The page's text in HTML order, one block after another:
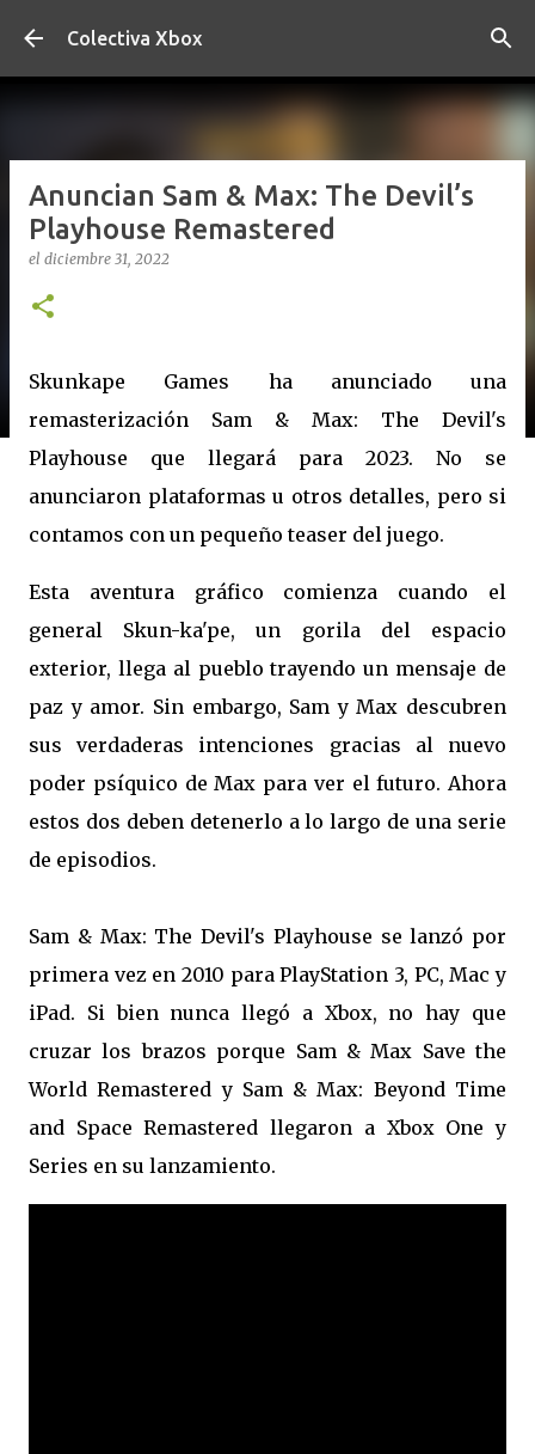
Ir al contenido principal
Colectiva Xbox
Anuncian Sam & Max: The Devil’s
Playhouse Remastered
el diciembre 31, 2022
Skunkape Games ha anunciado una
remasterización Sam & Max: The Devil's
Playhouse que llegará para 2023. No se
anunciaron plataformas u otros detalles, pero si
contamos con un pequeño teaser del juego.
Esta aventura gráfico comienza cuando el
general Skun-ka'pe, un gorila del espacio
exterior, llega al pueblo trayendo un mensaje de
paz y amor. Sin embargo, Sam y Max descubren
sus verdaderas intenciones gracias al nuevo
poder psíquico de Max para ver el futuro. Ahora
estos dos deben detenerlo a lo largo de una serie
de episodios.
Sam & Max: The Devil's Playhouse se lanzó por
primera vez en 2010 para PlayStation 3, PC, Mac y
iPad. Si bien nunca llegó a Xbox, no hay que
cruzar los brazos porque Sam & Max Save the
World Remastered y Sam & Max: Beyond Time
and Space Remastered llegaron a Xbox One y
Series en su lanzamiento.